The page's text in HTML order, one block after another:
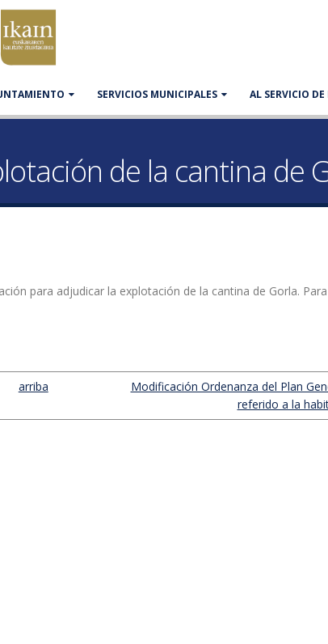
SERVICIOS MUNICIPALES AL SERVICIO
de la cantina de
para adjudicar la explotación de la cantina de Gorla.
arriba
Modificación Ordenanza del Plan
referido a la